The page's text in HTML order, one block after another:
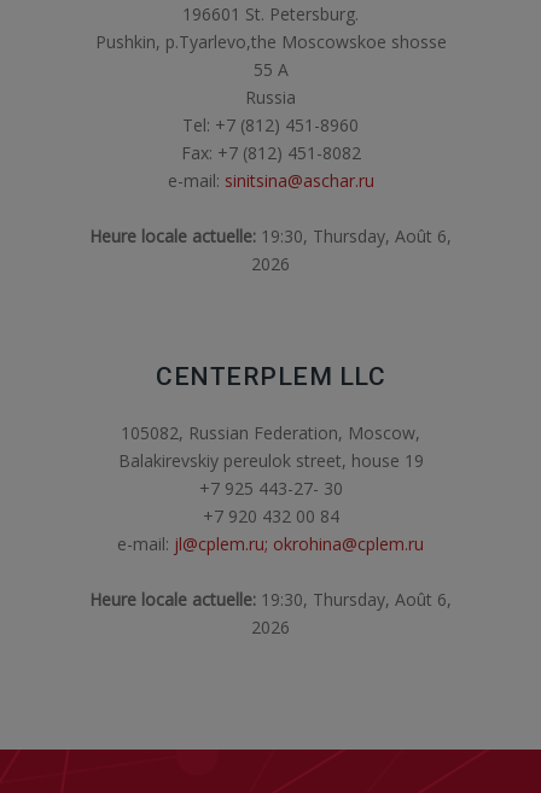
196601 St. Petersburg.
Pushkin, p.Tyarlevo,the Moscowskoe shosse
55 A
Russia
Tel: +7 (812) 451-8960
Fax: +7 (812) 451-8082
e-mail: sinitsina@aschar.ru
Heure locale actuelle: 19:30, Thursday, Août 6,
2026
CENTERPLEM LLC
105082, Russian Federation, Moscow,
Balakirevskiy pereulok street, house 19
+7 925 443-27- 30
+7 920 432 00 84
e-mail: jl@cplem.ru; okrohina@cplem.ru
Heure locale actuelle: 19:30, Thursday, Août 6,
2026